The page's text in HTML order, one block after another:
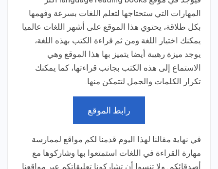
المهارات التي ستحتاجها لتعلم اللغات بسرعة وفهمها
بكل طلاقة، يحتوي هذا الموقع على أشهر اللغات عالميا
يمكنك اختيار اللغة ومن ثم قراءة الكتب بهذه اللغة،
يوجد ميزة رهيبة أيضا يتميز بها هذا الموقع وهي
الاستماع إلى هذه الكتب بجانب قراءتها، كما يمكنك
تكرار الكلمات والجمل لتتمكن منها.
رابط الموقع
في نهاية مقالنا لهذا اليوم قدمنا لكم مواقع لممارسة
مهارة القراءة في اللغات استمتعوا بها وشاركوها مع
أصدقائكم. ولا تنسوا أن تشاركونا تعليقاتكم عبر مواقعنا